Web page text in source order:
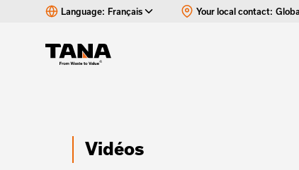
Language: Français Your local contact: Global
Vidéos